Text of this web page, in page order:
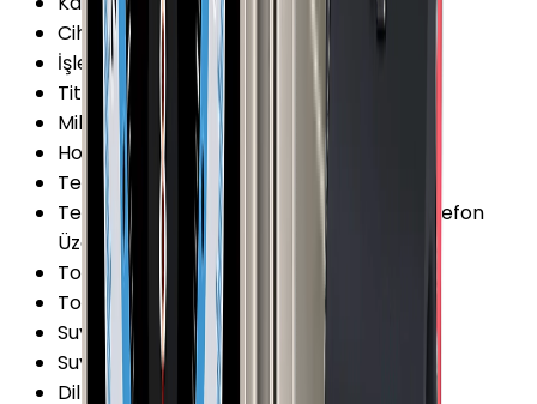
Cihaz İşletim Sistemi
watchOS
İşletim Sistemi Versiyonu
watchOS 10
Titreşim
Var
Mikrofon
Var
Hoparlör
Var
Telefon Görüşmesi
Telefon Görüşmesi Şekli
Bluetooth ile Telefon
Üzerinden
Toza Dayanıklılık :Var
Toza Dayanıklılık Özellikleri
IP6X
Suya Dayanıklılık :Var
Suya Dayanıklılık Özellikleri
Dil Desteği
Türkçe